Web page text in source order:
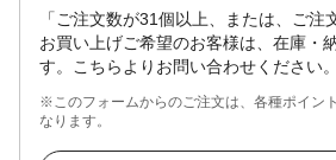
「ご注文数が31個以上、または、ご注
お買い上げご希望のお客様は、在庫・
す。こちらよりお問い合わせください。
※このフォームからのご注文は、各種ポイン
なります。